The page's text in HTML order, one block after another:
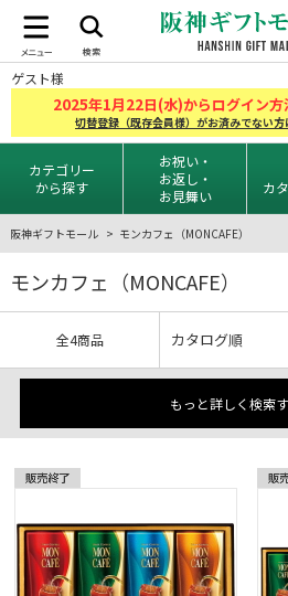
ゲスト様
2025年1月22日(水)からログイン方
切替登録（既存会員様）がお済みでない
カテゴリー
から探す
お祝い・
お返し・
お見舞い
カ
阪神ギフトモール モンカフェ（MONCAFE）
モンカフェ（MONCAFE）
全4商品
もっと詳しく検索